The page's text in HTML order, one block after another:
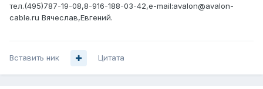
тел.(495)787-19-08,8-916-188-03-42,e-mail:avalon@avalon-
cable.ru Вячеслав,Евгений.
Вставить ник Цитата